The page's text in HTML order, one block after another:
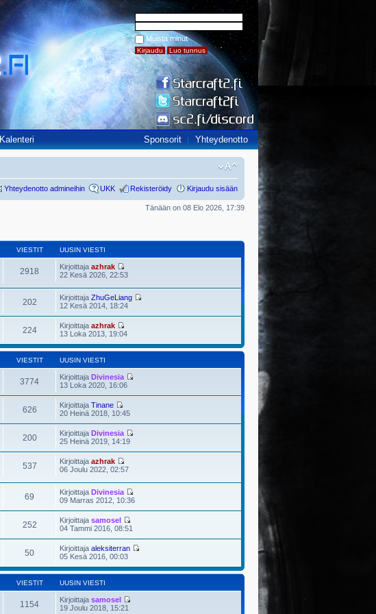
Muista minut
Kalenteri Sponsorit Yhteydenotto
Yhteydenotto admineihin UKK Rekisteröidy Kirjaudu sisään
Tänään on 08 Elo 2026, 17:39
VIESTIT UUSIN VIESTI
2918 Kirjoittaja azhrak
22 Kesä 2026, 22:53
202 Kirjoittaja ZhuGeLiang
12 Kesä 2014, 18:24
224 Kirjoittaja azhrak
13 Loka 2013, 19:04
VIESTIT UUSIN VIESTI
3774 Kirjoittaja Divinesia
13 Loka 2020, 16:06
626 Kirjoittaja Tinane
20 Heinä 2018, 10:45
200 Kirjoittaja Divinesia
25 Heinä 2019, 14:19
537 Kirjoittaja azhrak
06 Joulu 2022, 02:57
69 Kirjoittaja Divinesia
09 Marras 2012, 10:36
252 Kirjoittaja samosel
04 Tammi 2016, 08:51
50 Kirjoittaja aleksiterran
05 Kesä 2016, 00:03
VIESTIT UUSIN VIESTI
1154 Kirjoittaja samosel
19 Joulu 2018, 15:21